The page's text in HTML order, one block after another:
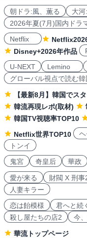
朝ドラ:風、薫る 大
2026年夏(7月)国内ドラ
Netflix
Disney+2026年作品
U-NEXT
Lemino
グローバル視点で読む韓
【最新8月】韓国でス
韓流再現レポ(取材)
韓国TV視聴率TOP10
Netflix世界TOP10
トンイ
鬼宮
奇皇后 華政
愛が来る 財閥 X 刑事
人妻キラー
恋は飴模様
君へと続
殺し屋たちの店2
今
華流トップページ